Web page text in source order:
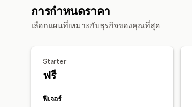
การกำหนดราคา
เลือกแผนที่เหมาะกับธุรกิจของคุณที่สุด
Starter
ฟรี
ฟีเจอร์